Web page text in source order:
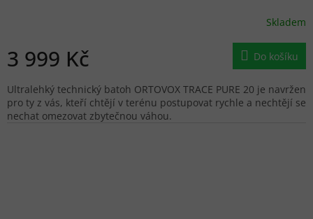
Skladem
3 999 Kč Do košíku
Ultralehký technický batoh ORTOVOX TRACE PURE 20 je navržen
pro ty z vás, kteří chtějí v terénu postupovat rychle a nechtějí se
nechat omezovat zbytečnou váhou.